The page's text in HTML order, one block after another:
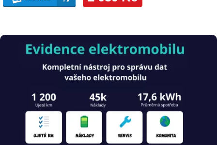
Obrázek